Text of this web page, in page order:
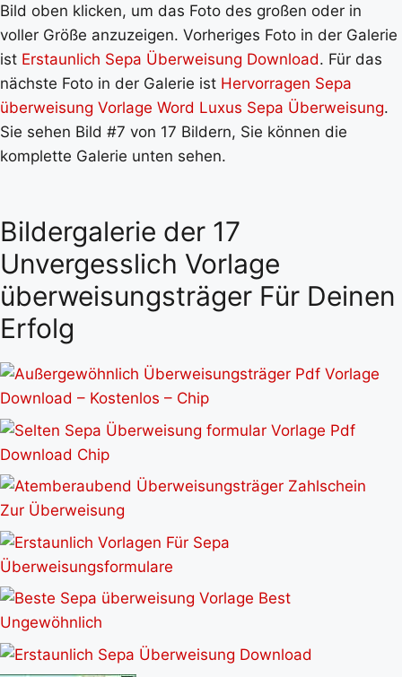
Bild oben klicken, um das Foto des großen oder in
voller Größe anzuzeigen. Vorheriges Foto in der Galerie
ist Erstaunlich Sepa Überweisung Download. Für das
nächste Foto in der Galerie ist Hervorragen Sepa
überweisung Vorlage Word Luxus Sepa Überweisung.
Sie sehen Bild #7 von 17 Bildern, Sie können die
komplette Galerie unten sehen.
Bildergalerie der 17
Unvergesslich Vorlage
überweisungsträger Für Deinen
Erfolg